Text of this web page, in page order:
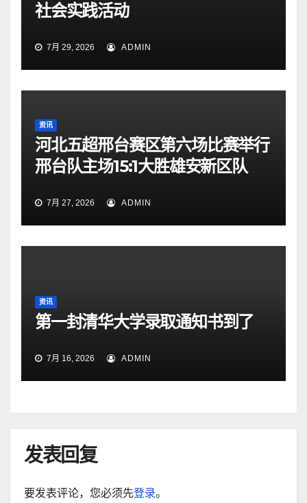
社会实践活动
7月 29, 2026 ADMIN
资讯
河北五超邢台赛区第六场比赛举行
邢台队主场15:1大胜雄安新区队
7月 27, 2026 ADMIN
资讯
第一封清华大学录取通知书到了
7月 16, 2026 ADMIN
发表回复
要发表评论，您必须先登录。